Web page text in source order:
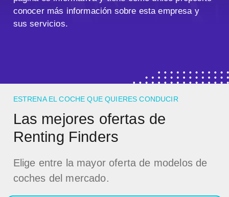
conocer más información sobre esta empresa y
sus servicios.
ESTRENA EL COCHE QUE QUIERES CONDUCIR
Las mejores ofertas de
Renting Finders
Elige entre la mayor oferta de modelos de
coches del mercado.